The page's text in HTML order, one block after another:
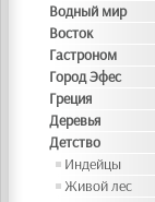
Водный мир
Восток
Гастроном
Город Эфес
Греция
Деревья
Детство
Индейцы
Живой лес